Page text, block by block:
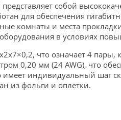
собой
для обеспечения
комнаты и места
в условиях
что означает 4
0,20 мм (24 AWG), что
индивидуальный шаг
из фольги и оплетки.